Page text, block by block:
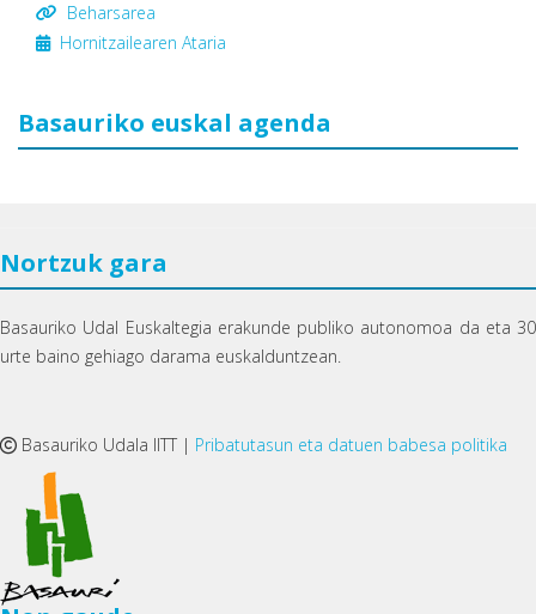
Beharsarea
Hornitzailearen Ataria
Basauriko euskal agenda
Nortzuk gara
Basauriko Udal Euskaltegia erakunde publiko autonomoa da eta 30
urte baino gehiago darama euskalduntzean.
Basauriko Udala IITT | Pribatutasun eta datuen babesa politika